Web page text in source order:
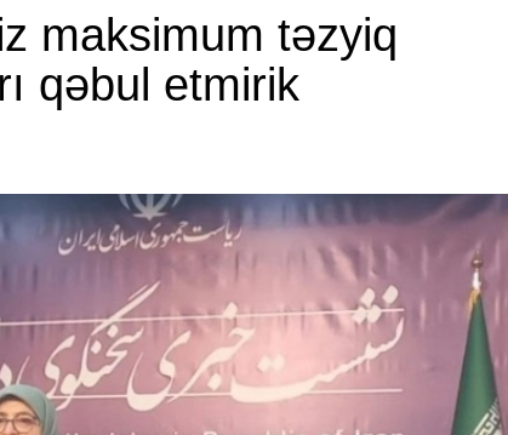
maksimum təzyiq
qəbul etmirik